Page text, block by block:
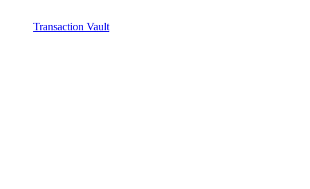
Transaction Vault